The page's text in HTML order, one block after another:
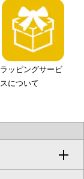
ラッピングサービ
スについて